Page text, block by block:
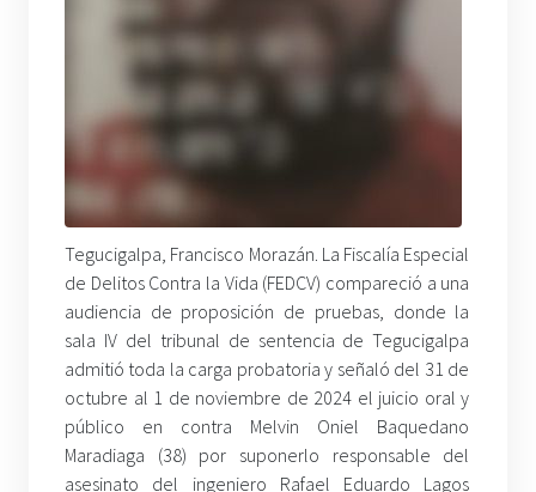
Tegucigalpa, Francisco Morazán. La Fiscalía Especial
de Delitos Contra la Vida (FEDCV) compareció a una
audiencia de proposición de pruebas, donde la
sala IV del tribunal de sentencia de Tegucigalpa
admitió toda la carga probatoria y señaló del 31 de
octubre al 1 de noviembre de 2024 el juicio oral y
público en contra Melvin Oniel Baquedano
Maradiaga (38) por suponerlo responsable del
asesinato del ingeniero Rafael Eduardo Lagos